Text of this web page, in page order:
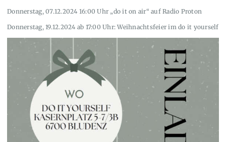
Donnerstag, 07.12.2024 16:00 Uhr „do it on air“ auf Radio Proton
Donnerstag, 19.12.2024 ab 17:00 Uhr: Weihnachtsfeier im do it yourself